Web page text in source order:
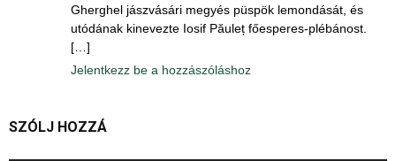
Gherghel jászvásári megyés püspök lemondását, és
utódának kinevezte Iosif Păuleț főesperes-plébánost.
[…]
Jelentkezz be a hozzászóláshoz
SZÓLJ HOZZÁ